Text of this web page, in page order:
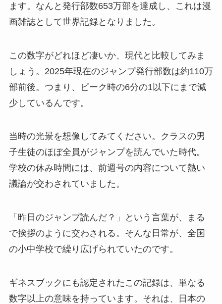
ます。なんと発行部数653万部を達成し、これは漫
画雑誌として世界記録となりました。
この数字がどれほど凄いか、現代と比較してみま
しょう。2025年現在のジャンプ発行部数は約110万
部前後。つまり、ピーク時の6分の1以下にまで減
少しているんです。
当時の光景を想像してみてください。クラスの男
子生徒のほぼ全員がジャンプを読んでいた時代。
学校の休み時間には、前週号の内容について熱い
議論が交わされていました。
「昨日のジャンプ読んだ？」という言葉が、まる
で挨拶のように交わされる。そんな日常が、全国
の小中学校で繰り広げられていたのです。
ギネスブックにも認定されたこの記録は、単なる
数字以上の意味を持っています。それは、日本の